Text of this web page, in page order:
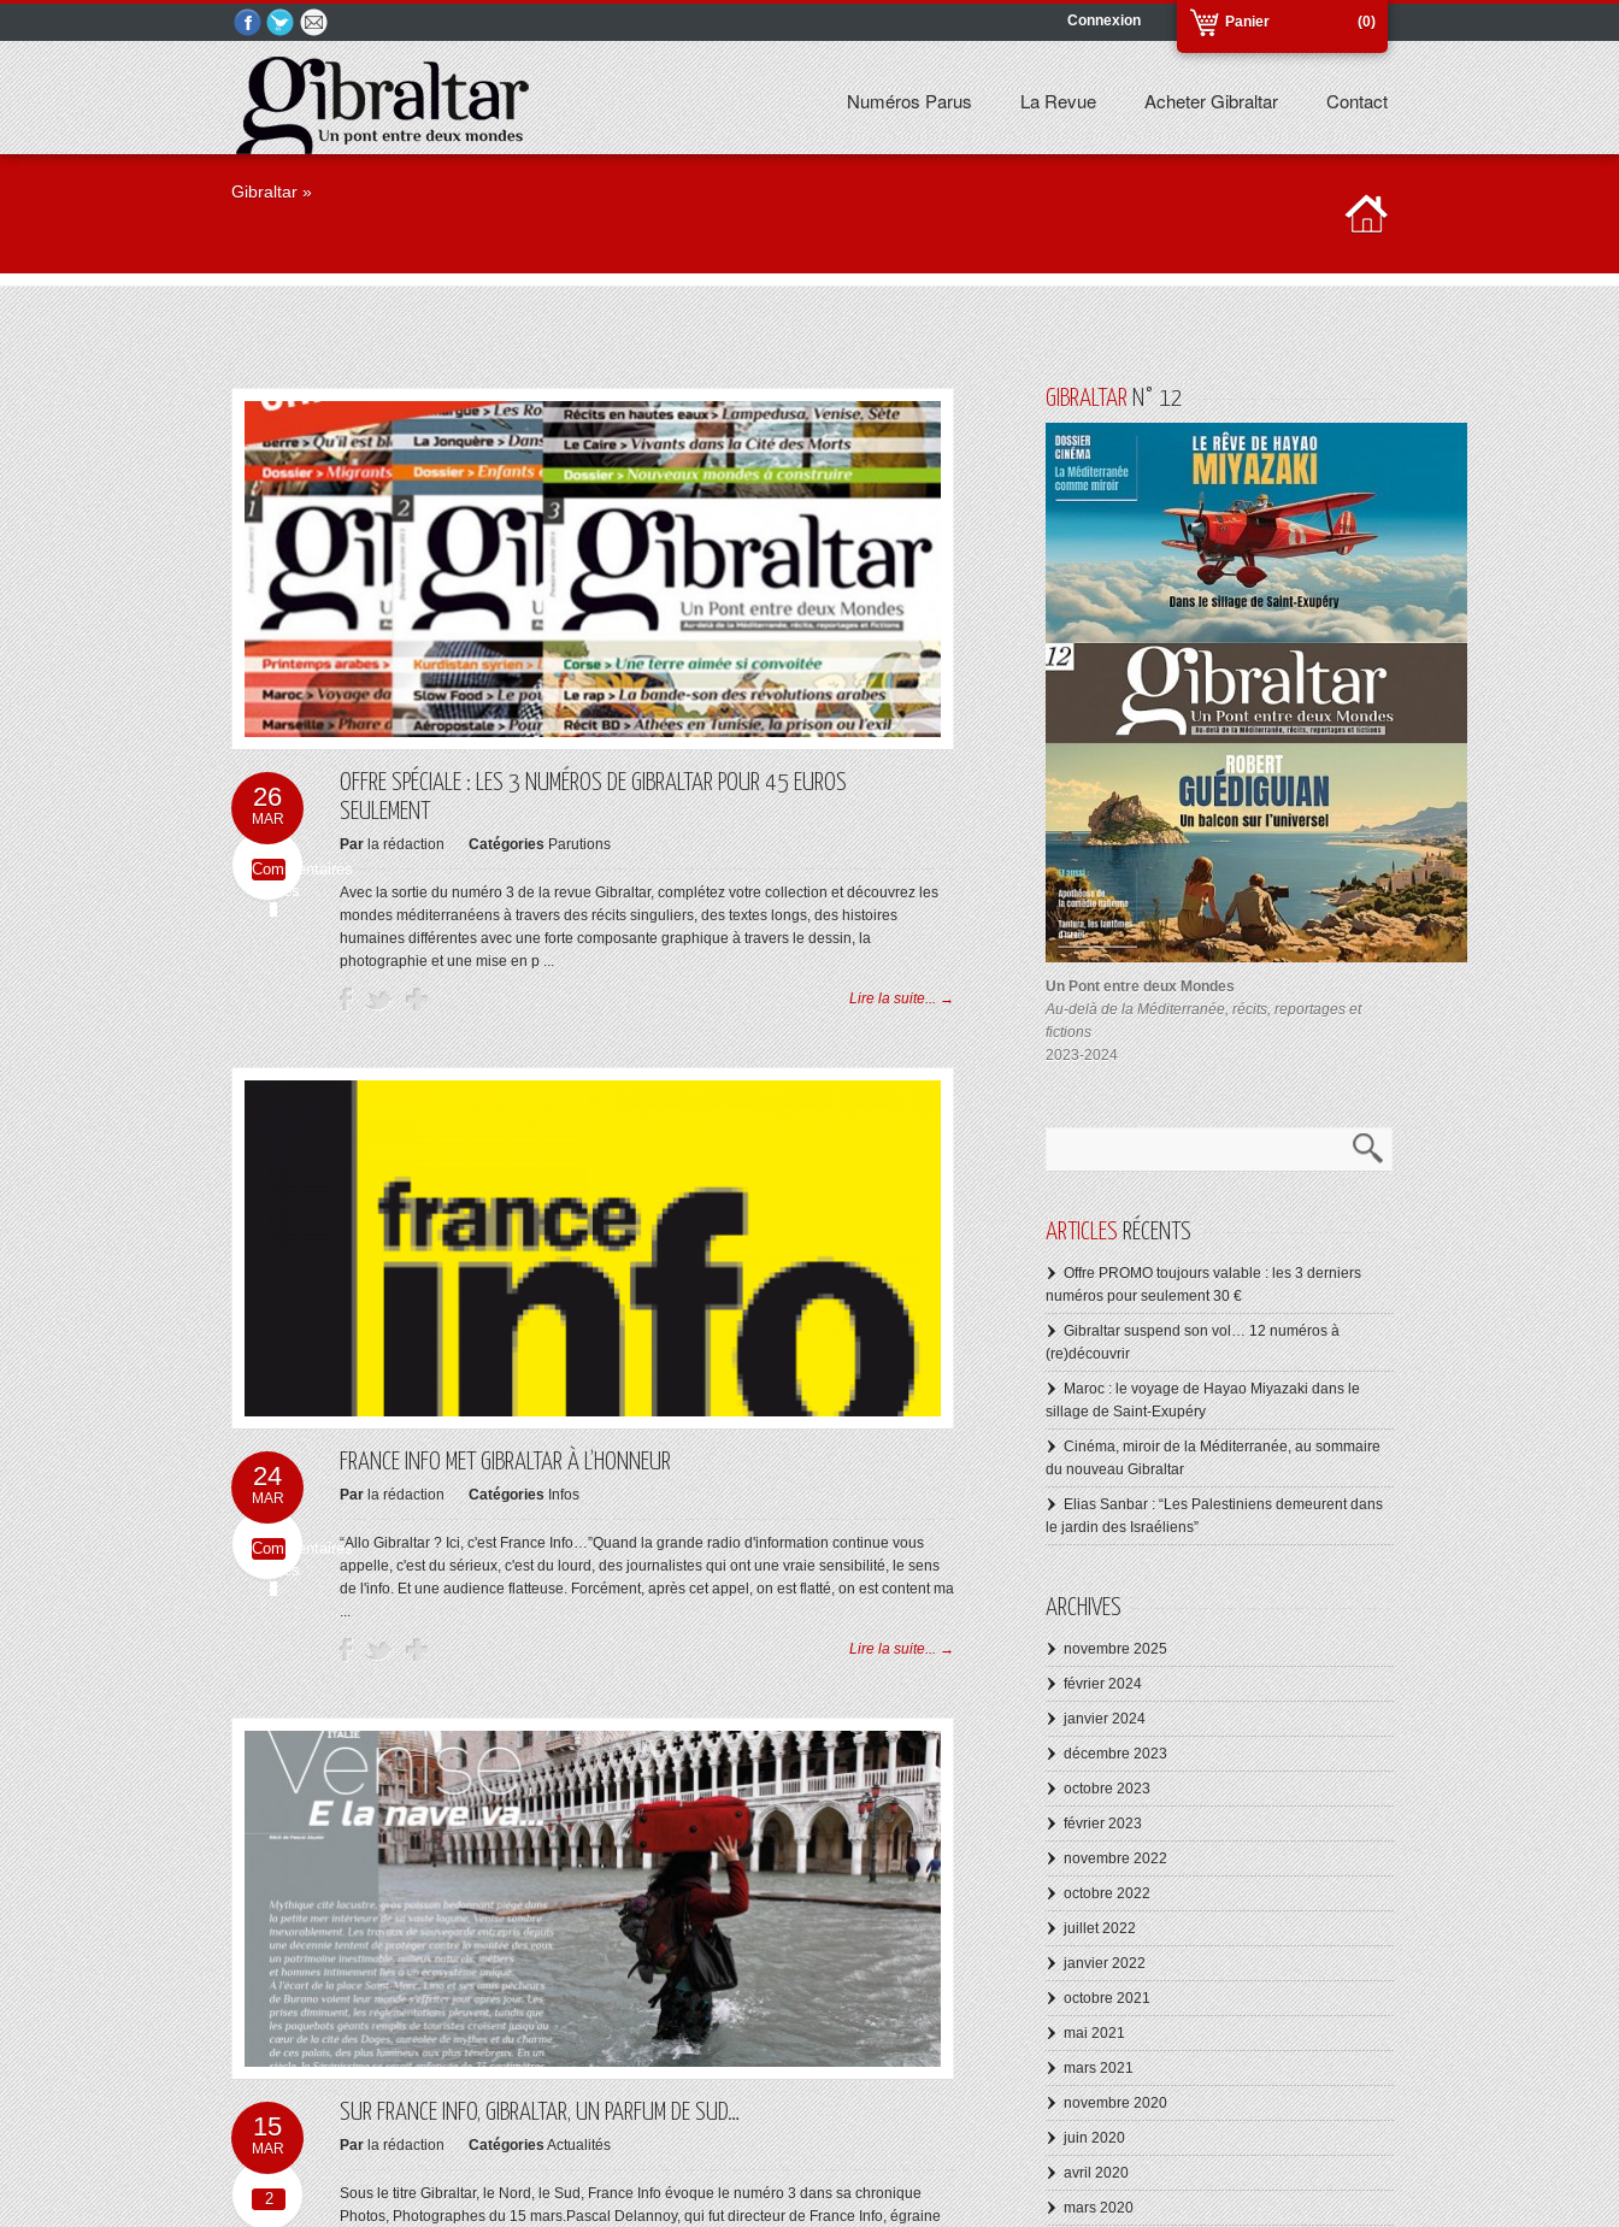
(0)
Panier
Connexion
Numéros Parus La Revue Acheter Gibraltar Contact
Gibraltar »
26
MAR
Commentaires
fermés
OFFRE SPÉCIALE : LES 3 NUMÉROS DE GIBRALTAR POUR 45 EUROS
SEULEMENT
Par la rédaction Catégories Parutions
Avec la sortie du numéro 3 de la revue Gibraltar, complétez votre collection et découvrez les
mondes méditerranéens à travers des récits singuliers, des textes longs, des histoires
humaines différentes avec une forte composante graphique à travers le dessin, la
photographie et une mise en p ...
Lire la suite... →
24
MAR
Commentaires
fermés
FRANCE INFO MET GIBRALTAR À L’HONNEUR
Par la rédaction Catégories Infos
“Allo Gibraltar ? Ici, c'est France Info…”Quand la grande radio d'information continue vous
appelle, c'est du sérieux, c'est du lourd, des journalistes qui ont une vraie sensibilité, le sens
de l'info. Et une audience flatteuse. Forcément, après cet appel, on est flatté, on est content ma
...
Lire la suite... →
15
MAR
2
SUR FRANCE INFO, GIBRALTAR, UN PARFUM DE SUD…
Par la rédaction CatégoriesActualités
Sous le titre Gibraltar, le Nord, le Sud, France Info évoque le numéro 3 dans sa chronique
Photos, Photographes du 15 mars.Pascal Delannoy, qui fut directeur de France Info, égraine
GIBRALTARN° 12
Un Pont entre deux Mondes
Au-delà de la Méditerranée, récits, reportages et
fictions
2023-2024
ARTICLESRÉCENTS
Offre PROMO toujours valable : les 3 derniers
numéros pour seulement 30 €
Gibraltar suspend son vol… 12 numéros à
(re)découvrir
Maroc : le voyage de Hayao Miyazaki dans le
sillage de Saint-Exupéry
Cinéma, miroir de la Méditerranée, au sommaire
du nouveau Gibraltar
Elias Sanbar : “Les Palestiniens demeurent dans
le jardin des Israéliens”
ARCHIVES
novembre 2025
février 2024
janvier 2024
décembre 2023
octobre 2023
février 2023
novembre 2022
octobre 2022
juillet 2022
janvier 2022
octobre 2021
mai 2021
mars 2021
novembre 2020
juin 2020
avril 2020
mars 2020